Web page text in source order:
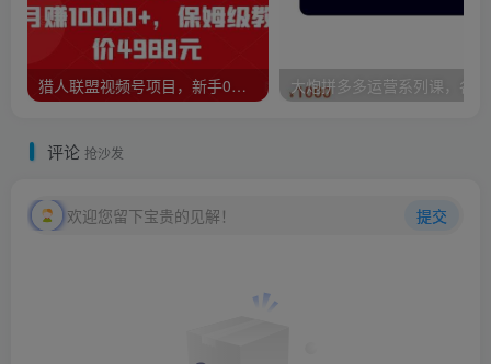
猎人联盟视频号项目，新手0基础轻松月赚10000+，保姆级教程原价4988元
评论 抢沙发
欢迎您留下宝贵的见解！ 提交